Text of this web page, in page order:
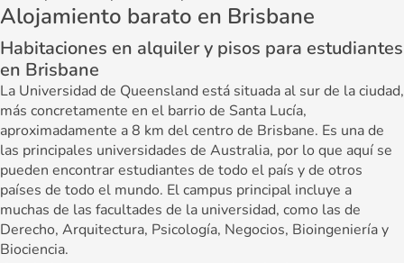
Alojamiento barato en Brisbane
Habitaciones en alquiler y pisos para estudiantes
en Brisbane
La Universidad de Queensland está situada al sur de la ciudad,
más concretamente en el barrio de Santa Lucía,
aproximadamente a 8 km del centro de Brisbane. Es una de
las principales universidades de Australia, por lo que aquí se
pueden encontrar estudiantes de todo el país y de otros
países de todo el mundo. El campus principal incluye a
muchas de las facultades de la universidad, como las de
Derecho, Arquitectura, Psicología, Negocios, Bioingeniería y
Biociencia.